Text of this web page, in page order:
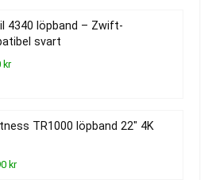
4340 löpband – Zwift-
svart
kr
TR1000 löpband 22″ 4K
kr